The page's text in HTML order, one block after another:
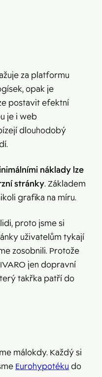
za platformu
opak je
postavit efektní
je i web
dlouhodobý
náklady lze
stránky. Základem
grafika na míru.
proto jsme si
uživatelům tykají
zosobnili. Protože
jen dopravní
takřka patří do
málokdy. Každý si
Eurohypotéku do